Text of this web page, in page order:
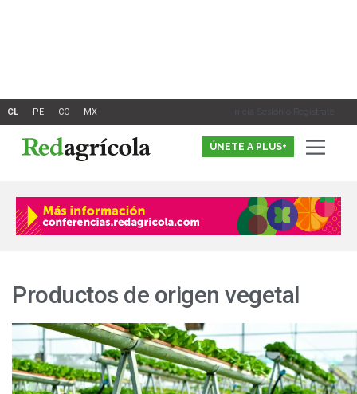
Inicia Sesión o Registrate
ÚNETE A PLUS+
Productos de origen vegetal
Principales
tendencias
alimentarias
para